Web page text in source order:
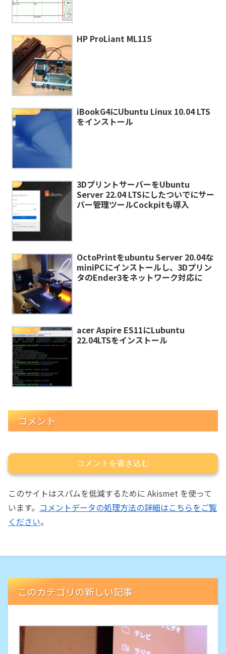
電脳 HP ProLiant ML115
ファーム・OS
iBookG4にUbuntu Linux 10.04 LTS
をインストール
DIY
3DプリントサーバーをUbuntu
Server 22.04 LTSにしたついでにサー
バー管理ツールCockpitも導入
DIY
OctoPrintをubuntu Server 20.04な
miniPCにインストールし、3Dプリン
タのEnder3をネットワーク対応に
ファーム・OS
acer Aspire ES11にLubuntu
22.04LTSをインストール
コメント
コメントを書き込む
このサイトはスパムを低減するために Akismet を使って
います。 コメントデータの処理方法の詳細はこちらをご覧
ください。
このカテゴリの新しい記事